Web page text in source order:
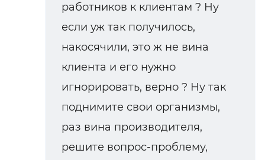
работников к клиентам ? Ну
если уж так получилось,
накосячили, это ж не вина
клиента и его нужно
игнорировать, верно ? Ну так
поднимите свои организмы,
раз вина производителя,
решите вопрос-проблему,